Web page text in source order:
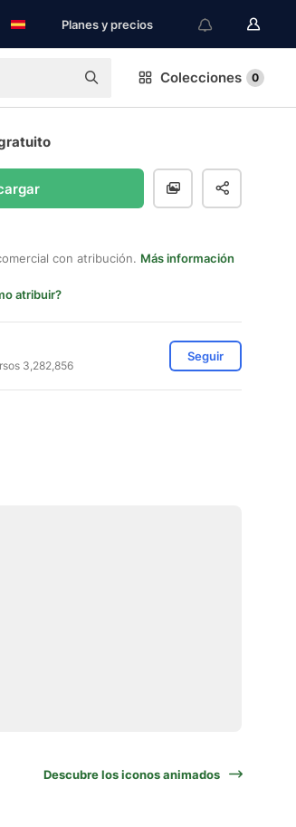
Planes y precios
Colecciones 0
con atribución. Más información
atribuir?
3,282,856
Seguir
Descubre los iconos animados